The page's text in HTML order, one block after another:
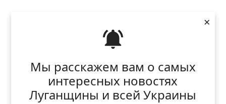
Мы расскажем вам о самых
интересных новостях
Луганщины и всей Украины
×
Відгук - це думка або оцінка людей, які бажають
передати досвід або враження іншим
користувачам нашого сайту з обов'язковою
багатьом прийняти правильне рішення.
Коментарі призначені для спілкування та
обговорення, а також для роз'яснення питань, що
цікавлять.
Не дозволяється:використання ненормативної